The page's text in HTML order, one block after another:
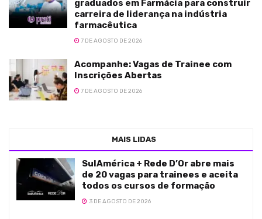
graduados em Farmácia para construir
carreira de liderança na indústria
farmacêutica
7 DE AGOSTO DE 2026
Acompanhe: Vagas de Trainee com
Inscrições Abertas
7 DE AGOSTO DE 2026
MAIS LIDAS
SulAmérica + Rede D’Or abre mais
de 20 vagas para trainees e aceita
todos os cursos de formação
3 DE AGOSTO DE 2026